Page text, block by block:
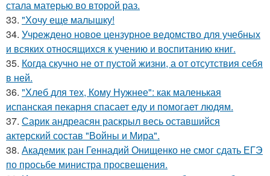
стала матерью во второй раз.
33. "Хочу еще малышку!
34. Учреждено новое цензурное ведомство для учебных
и всяких относящихся к учению и воспитанию книг.
35. Когда скучно не от пустой жизни, а от отсутствия себя
в ней.
36. "Хлеб для тех, Кому Нужнее": как маленькая
испанская пекарня спасает еду и помогает людям.
37. Сарик андреасян раскрыл весь оставшийся
актерский состав "Войны и Мира".
38. Академик ран Геннадий Онищенко не смог сдать ЕГЭ
по просьбе министра просвещения.